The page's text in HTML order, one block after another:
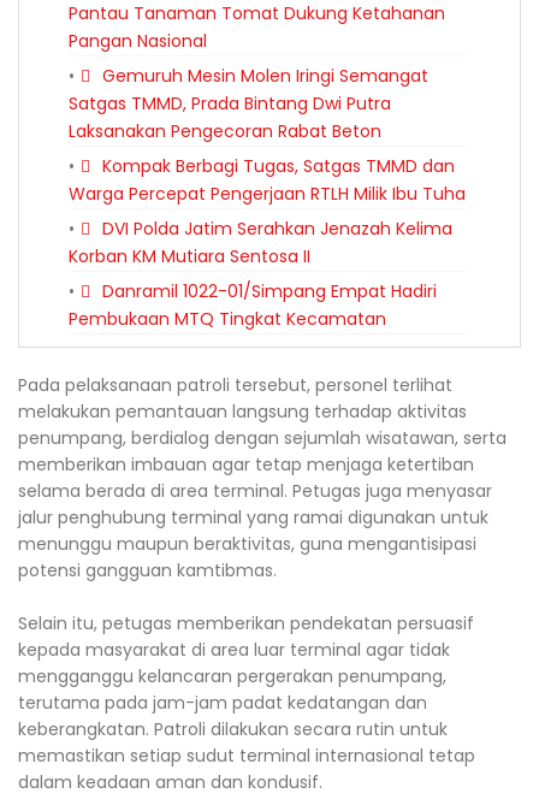
Pantau Tanaman Tomat Dukung Ketahanan
Pangan Nasional
Gemuruh Mesin Molen Iringi Semangat
Satgas TMMD, Prada Bintang Dwi Putra
Laksanakan Pengecoran Rabat Beton
Kompak Berbagi Tugas, Satgas TMMD dan
Warga Percepat Pengerjaan RTLH Milik Ibu Tuha
DVI Polda Jatim Serahkan Jenazah Kelima
Korban KM Mutiara Sentosa II
Danramil 1022-01/Simpang Empat Hadiri
Pembukaan MTQ Tingkat Kecamatan
Pada pelaksanaan patroli tersebut, personel terlihat
melakukan pemantauan langsung terhadap aktivitas
penumpang, berdialog dengan sejumlah wisatawan, serta
memberikan imbauan agar tetap menjaga ketertiban
selama berada di area terminal. Petugas juga menyasar
jalur penghubung terminal yang ramai digunakan untuk
menunggu maupun beraktivitas, guna mengantisipasi
potensi gangguan kamtibmas.
Selain itu, petugas memberikan pendekatan persuasif
kepada masyarakat di area luar terminal agar tidak
mengganggu kelancaran pergerakan penumpang,
terutama pada jam-jam padat kedatangan dan
keberangkatan. Patroli dilakukan secara rutin untuk
memastikan setiap sudut terminal internasional tetap
dalam keadaan aman dan kondusif.